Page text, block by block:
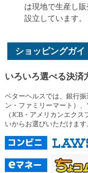
は現地で生産し
設立しています。
ショッピングガイ
いろいろ選べる決済
ベターヘルスでは、銀行
ン・ファミリーマート）
（JCB・アメリカンエク
いからお選びいただけます